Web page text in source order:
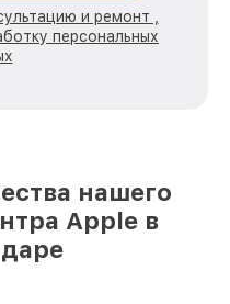
и ремонт ,
персональных
нашего
Apple в